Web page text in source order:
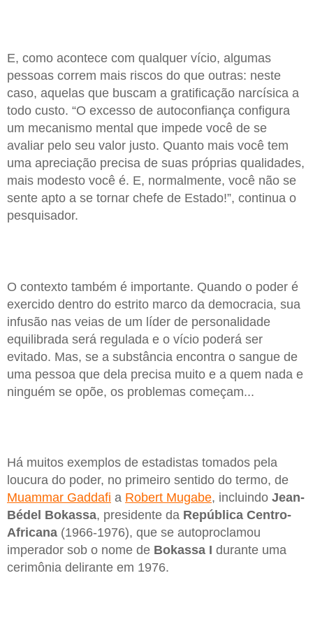
E, como acontece com qualquer vício, algumas
pessoas correm mais riscos do que outras: neste
caso, aquelas que buscam a gratificação narcísica a
todo custo. “O excesso de autoconfiança configura
um mecanismo mental que impede você de se
avaliar pelo seu valor justo. Quanto mais você tem
uma apreciação precisa de suas próprias qualidades,
mais modesto você é. E, normalmente, você não se
sente apto a se tornar chefe de Estado!”, continua o
pesquisador.
O contexto também é importante. Quando o poder é
exercido dentro do estrito marco da democracia, sua
infusão nas veias de um líder de personalidade
equilibrada será regulada e o vício poderá ser
evitado. Mas, se a substância encontra o sangue de
uma pessoa que dela precisa muito e a quem nada e
ninguém se opõe, os problemas começam...
Há muitos exemplos de estadistas tomados pela
loucura do poder, no primeiro sentido do termo, de
Muammar Gaddafi a Robert Mugabe, incluindo Jean-
Bédel Bokassa, presidente da República Centro-
Africana (1966-1976), que se autoproclamou
imperador sob o nome de Bokassa I durante uma
cerimônia delirante em 1976.